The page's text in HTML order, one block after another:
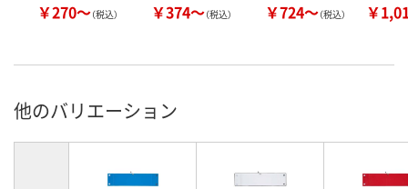
￥270～（税込） ￥374～（税込） ￥724～（税込） ￥
他のバリエーション